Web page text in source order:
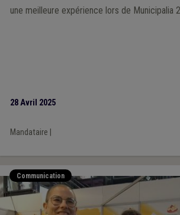
une meilleure expérience lors de Municipalia
28 Avril 2025
Mandataire
Communication